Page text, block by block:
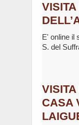
E' online il
S. del
CASA